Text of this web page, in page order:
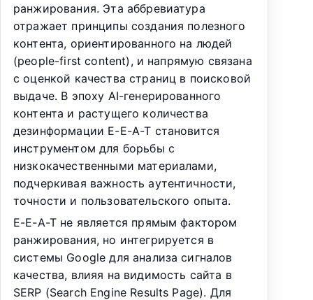
ранжирования. Эта аббревиатура
отражает принципы создания полезного
контента, ориентированного на людей
(people-first content), и напрямую связана
с оценкой качества страниц в поисковой
выдаче. В эпоху AI-генерированного
контента и растущего количества
дезинформации E-E-A-T становится
инструментом для борьбы с
низкокачественными материалами,
подчеркивая важность аутентичности,
точности и пользовательского опыта.
E-E-A-T не является прямым фактором
ранжирования, но интегрируется в
системы Google для анализа сигналов
качества, влияя на видимость сайта в
SERP (Search Engine Results Page). Для